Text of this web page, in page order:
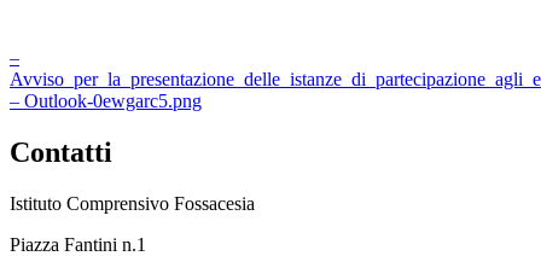
–
– Outlook-0ewgarc5.png
Contatti
Istituto Comprensivo Fossacesia
Piazza Fantini n.1